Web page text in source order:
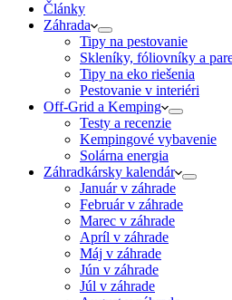
Články
Záhrada
Tipy na pestovanie
Skleníky, fóliovníky a
Tipy na eko riešenia
Pestovanie v interiéri
Off-Grid a Kemping
Testy a recenzie
Kempingové vybavenie
Solárna energia
Záhradkársky kalendár
Január v záhrade
Február v záhrade
Marec v záhrade
Apríl v záhrade
Máj v záhrade
Jún v záhrade
Júl v záhrade